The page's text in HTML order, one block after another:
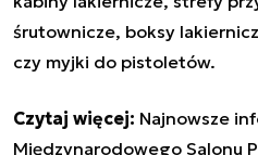
śrutownicze, boksy
czy myjki do pistoletów.
Czytaj więcej: Najnowsze
Międzynarodowego Salonu